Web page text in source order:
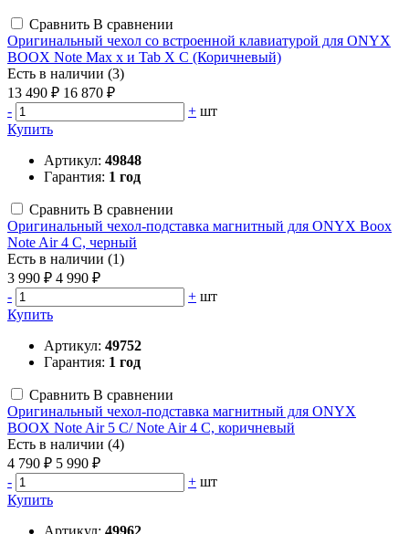
Сравнить В сравнении
Оригинальный чехол со встроенной клавиатурой для ONYX
BOOX Note Max x и Tab X C (Коричневый)
Есть в наличии (3)
13 490 ₽ 16 870 ₽
-
+ шт
Купить
Артикул: 49848
Гарантия: 1 год
Сравнить В сравнении
Оригинальный чехол-подставка магнитный для ONYX Boox
Note Air 4 C, черный
Есть в наличии (1)
3 990 ₽ 4 990 ₽
-
+ шт
Купить
Артикул: 49752
Гарантия: 1 год
Сравнить В сравнении
Оригинальный чехол-подставка магнитный для ONYX
BOOX Note Air 5 C/ Note Air 4 C, коричневый
Есть в наличии (4)
4 790 ₽ 5 990 ₽
-
+ шт
Купить
Артикул: 49962